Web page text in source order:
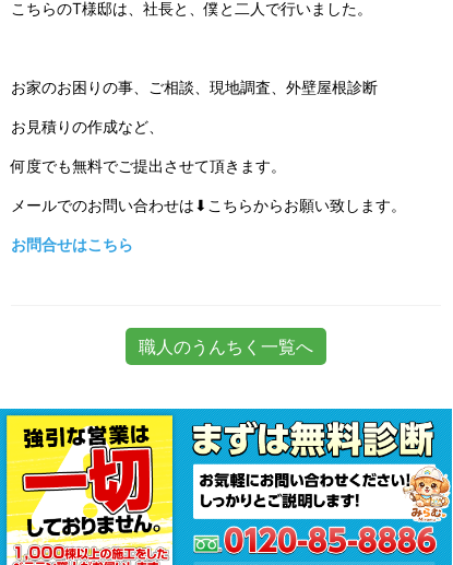
こちらのT様邸は、社長と、僕と二人で行いました。
お家のお困りの事、ご相談、現地調査、外壁屋根診断
お見積りの作成など、
何度でも無料でご提出させて頂きます。
メールでのお問い合わせは⬇こちらからお願い致します。
お問合せはこちら
職人のうんちく一覧へ